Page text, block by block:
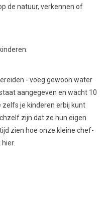
de natuur, verkennen of
- voeg gewoon water
aangegeven en wacht 10
zelfs je kinderen erbij kunt
zijn dat ze hun eigen
zien hoe onze kleine chef-